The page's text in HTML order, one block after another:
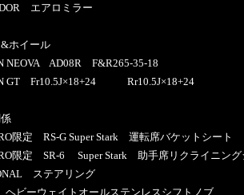
エアロミラー
ホイール
NEOVA AD08R F&R265-35-18
GT Fr10.5J×18+24 Rr10.5J×18+24
限定 RS-G Super Stark 運転席バケットシート
限定 SR-6 Super Stark 助手席リクライニング
ステアリング
ビーウェイトオールステンレスシフトノブ